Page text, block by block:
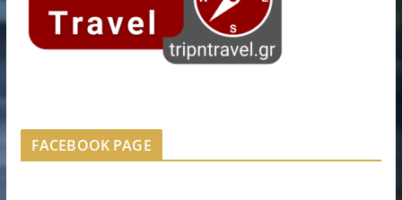
FACEBOOK PAGE